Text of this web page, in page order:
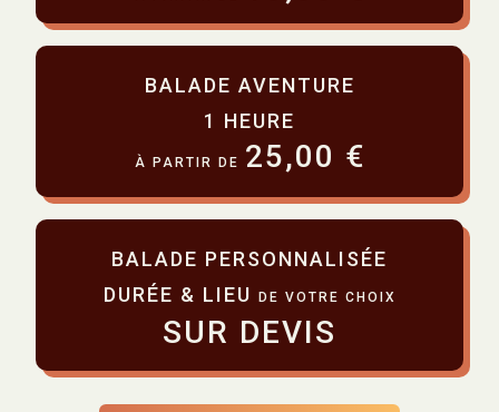
BALADE AVENTURE
1 HEURE
À PARTIR DE 25,00 €
BALADE PERSONNALISÉE
DURÉE & LIEU DE VOTRE CHOIX
SUR DEVIS